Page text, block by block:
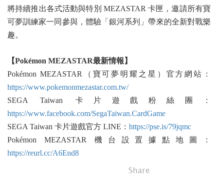
將持續推出各式活動與特別 MEZASTAR 卡匣，邀請所有寶
可夢訓練家一同參與，體驗「銀河系列」帶來的全新對戰樂
趣。
【Pokémon MEZASTAR最新情報】
Pokémon MEZASTAR（寶可夢明耀之星）官方網站：
https://www.pokemonmezastar.com.tw/
SEGA Taiwan 卡片遊戲粉絲團：
https://www.facebook.com/SegaTaiwan.CardGame
SEGA Taiwan 卡片遊戲官方 LINE： https://pse.is/79jqmc
Pokémon MEZASTAR 機台設置據點地圖：
https://reurl.cc/A6End8
Share